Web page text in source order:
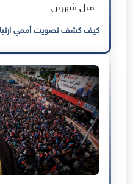
قبل شهرين
كيف كشف تصويت أممي ارتباك